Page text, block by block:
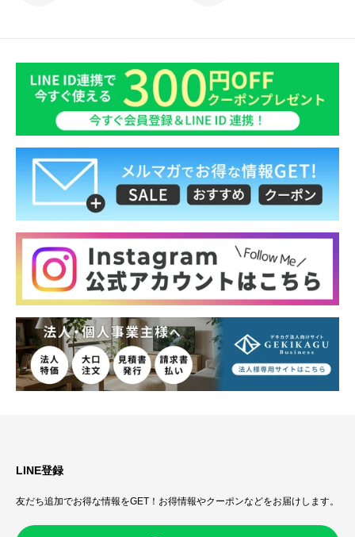
LINE登録
友だち追加でお得な情報をGET！お得情報やクーポンなどをお届けします。